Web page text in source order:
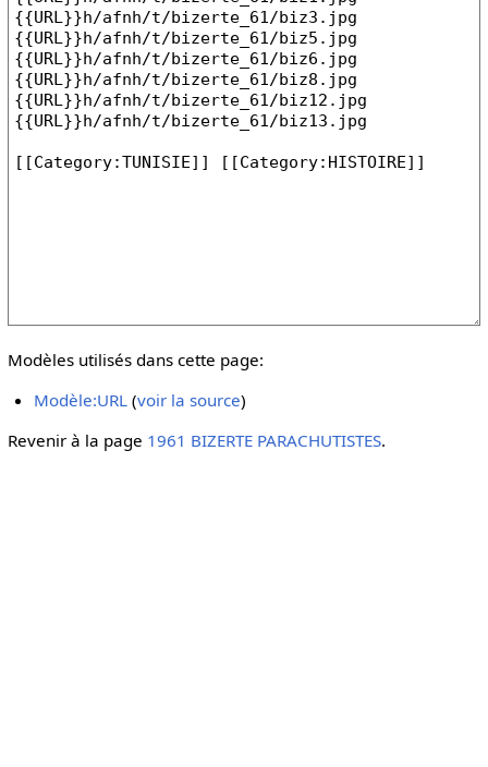
Modèles utilisés dans cette page:
Modèle:URL (voir la source)
Revenir à la page 1961 BIZERTE PARACHUTISTES.